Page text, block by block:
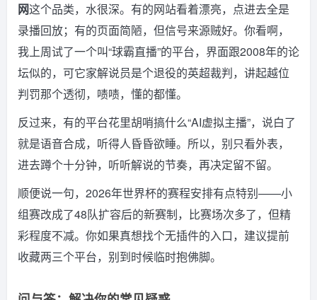
网这个品类，水很深。有的网站看着漂亮，点进去全是
录播回放；有的页面简陋，但信号来源贼好。你看啊，
我上周试了一个叫“球霸直播”的平台，界面跟2008年的论
坛似的，可它家解说员是个退役的英超裁判，讲起越位
判罚那个透彻，啧啧，懂的都懂。
反过来，有的平台花里胡哨搞什么“AI虚拟主播”，说白了
就是语音合成，听得人昏昏欲睡。所以，别只看外表，
进去蹲个十分钟，听听解说的节奏，再决定留不留。
顺便说一句，2026年世界杯的赛程安排有点特别——小
组赛改成了48队扩容后的新赛制，比赛场次多了，但精
彩程度不减。你如果真想找个无插件的入口，建议提前
收藏两三个平台，别到时候临时抱佛脚。